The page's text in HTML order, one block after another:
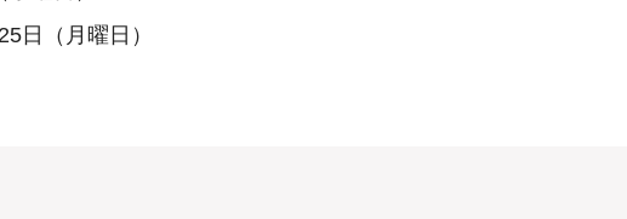
日（月曜日）